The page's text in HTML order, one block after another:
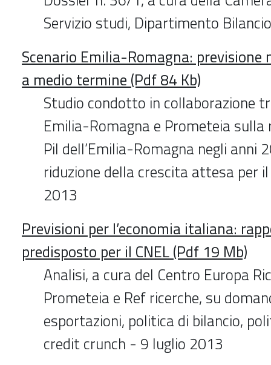
Servizio studi, Dipartimento
Scenario Emilia-Romagna: previsione
a medio termine (Pdf 84 Kb)
Studio condotto in collaborazione
Emilia-Romagna e Prometeia sulla
Pil dell’Emilia-Romagna negli anni
riduzione della crescita attesa per
2013
Previsioni per l’economia italiana:
predisposto per il CNEL (Pdf 19 Mb)
Analisi, a cura del Centro Europa
Prometeia e Ref ricerche, su
esportazioni, politica di bilancio,
credit crunch - 9 luglio 2013